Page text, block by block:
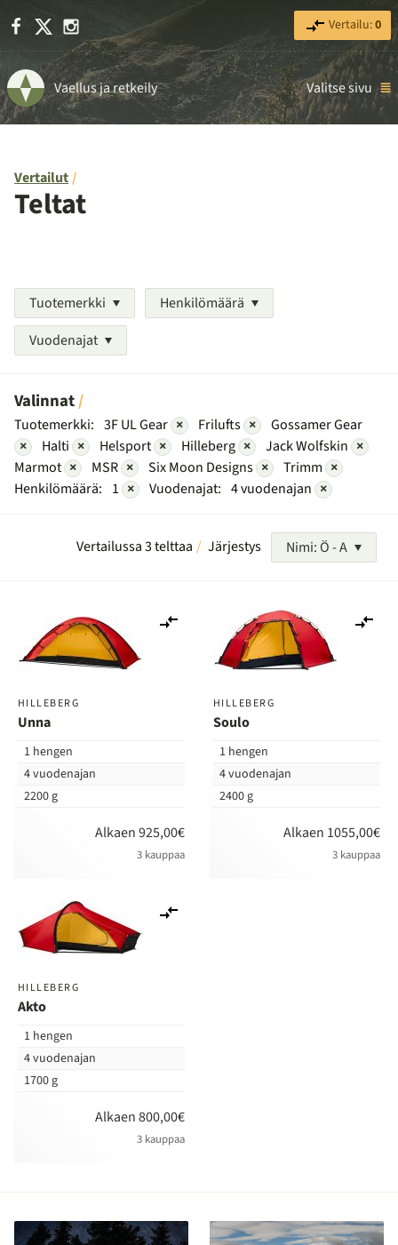
Facebook Instagram Vertailu:0
Vaellus ja retkeily Valitse sivu
Vertailut
Teltat
Tuotemerkki
Henkilömäärä
Vuodenajat
Valinnat
Tuotemerkki: 3F UL Gear × Frilufts ×
Gossamer Gear
×
Halti × Helsport × Hilleberg × Jack Wolfskin ×
Marmot × MSR × Six Moon Designs × Trimm ×
Henkilömäärä: 1 × Vuodenajat: 4 vuodenajan ×
Vertailussa 3 telttaa Järjestys Nimi: Ö - A
HILLEBERG
Unna
1 hengen
4 vuodenajan
2200 g
Alkaen 925,00€
3 kauppaa
vertailuun
HILLEBERG
Soulo
1 hengen
4 vuodenajan
2400 g
Alkaen 1055,00€
3 kauppaa
HILLEBERG
Akto
1 hengen
4 vuodenajan
1700 g
Alkaen 800,00€
3 kauppaa